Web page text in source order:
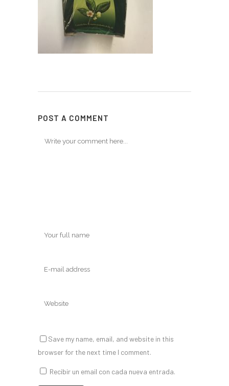
POST A COMMENT
Save my name, email, and website in this
browser for the next time I comment.
Recibir un email con cada nueva entrada.